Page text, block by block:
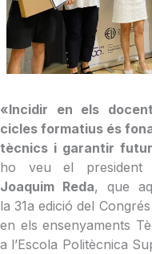
«Incidir en els
cicles formatius és
tècnics i garantir
ho veu el president
Joaquim Reda, que
la 31a edició del
en els ensenyaments
a l’Escola Politècnica